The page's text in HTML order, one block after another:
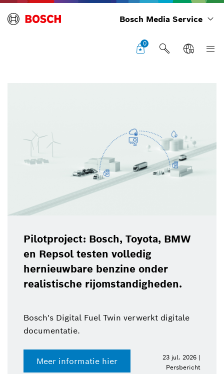
Bosch Media Service
0
Pilotproject: Bosch, Toyota, BMW
en Repsol testen volledig
hernieuwbare benzine onder
realistische rijomstandigheden.
Bosch's Digital Fuel Twin verwerkt digitale
documentatie.
Meer informatie hier
23 jul. 2026 |
Persbericht